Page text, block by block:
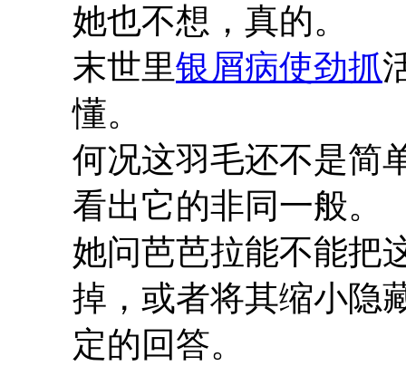
她也不想，真的。
末世里银屑病使劲抓
懂。
何况这羽毛还不是简
看出它的非同一般。
她问芭芭拉能不能把
掉，或者将其缩小隐
定的回答。